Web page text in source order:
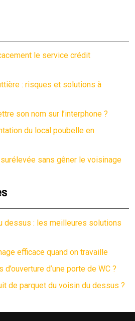
le service crédit
: risques et solutions à
son nom sur l’interphone ?
du local poubelle en
sans gêner le voisinage
dessus : les meilleures solutions
efficace quand on travaille
d’une porte de WC ?
de parquet du voisin du dessus ?